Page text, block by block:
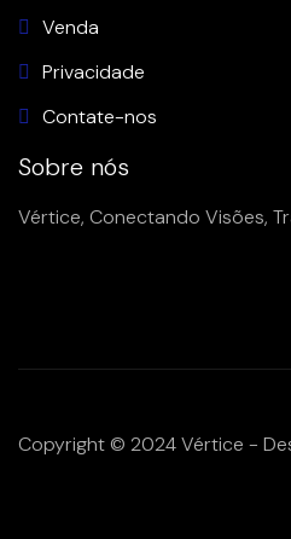
Venda
Privacidade
Contate-nos
Sobre nós
Vértice, Conectando Visões,
Copyright © 2024 Vértice -